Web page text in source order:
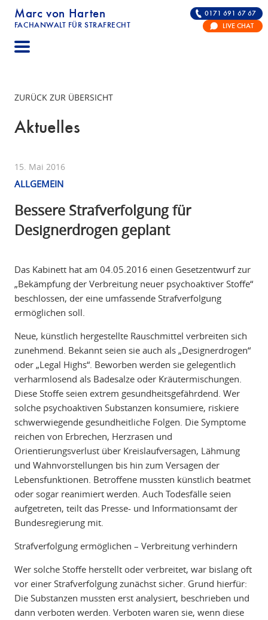
Marc von Harten
FACHANWALT FÜR STRAFRECHT
STRAFRECHT | RECHTSANWALT FÜR DIE
0171 691 67 67
LIVE CHAT
ZURÜCK ZUR ÜBERSICHT
Aktuelles
15. Mai 2016
ALLGEMEIN
Bessere Strafverfolgung für
Designerdrogen geplant
Das Kabinett hat am 04.05.2016 einen Gesetzentwurf zur
„Bekämpfung der Verbreitung neuer psychoaktiver Stoffe“
beschlossen, der eine umfassende Strafverfolgung
ermöglichen soll.
Neue, künstlich hergestellte Rauschmittel verbreiten sich
zunehmend. Bekannt seien sie auch als „Designerdrogen“
oder „Legal Highs“. Beworben werden sie gelegentlich
verharmlosend als Badesalze oder Kräutermischungen.
Diese Stoffe seien extrem gesundheitsgefährdend. Wer
solche psychoaktiven Substanzen konsumiere, riskiere
schwerwiegende gesundheitliche Folgen. Die Symptome
reichen von Erbrechen, Herzrasen und
Orientierungsverlust über Kreislaufversagen, Lähmung
und Wahnvorstellungen bis hin zum Versagen der
Lebensfunktionen. Betroffene mussten künstlich beatmet
oder sogar reanimiert werden. Auch Todesfälle seien
aufgetreten, teilt das Presse- und Informationsamt der
Bundesregierung mit.
Strafverfolgung ermöglichen – Verbreitung verhindern
Wer solche Stoffe herstellt oder verbreitet, war bislang oft
vor einer Strafverfolgung zunächst sicher. Grund hierfür:
Die Substanzen mussten erst analysiert, beschrieben und
dann verboten werden. Verboten waren sie, wenn diese